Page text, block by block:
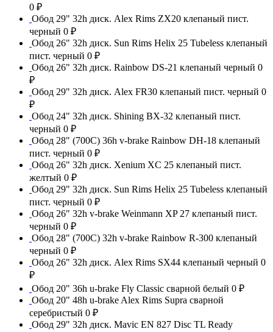
0 ₽
Обод 29" 32h диск. Alex Rims ZX20 клепаный пист.
черный 0 ₽
Обод 26" 32h диск. Sun Rims Helix 25 Tubeless клепаный
пист. черный 0 ₽
Обод 26" 32h диск. Rainbow DS-21 клепаный черный 0
₽
Обод 29" 32h диск. Alex FR30 клепаный пист. черный 0
₽
Обод 24" 32h диск. Shining BX-32 клепаный пист.
черный 0 ₽
Обод 28" (700С) 36h v-brake Rainbow DH-18 клепаный
пист. черный 0 ₽
Обод 26" 32h диск. Xenium XC 25 клепаный пист.
желтый 0 ₽
Обод 29" 32h диск. Sun Rims Helix 25 Tubeless клепаный
пист. черный 0 ₽
Обод 26" 32h v-brake Weinmann XP 27 клепаный пист.
черный 0 ₽
Обод 28" (700С) 32h v-brake Rainbow R-300 клепаный
черный 0 ₽
Обод 26" 32h диск. Alex Rims SX44 клепаный черный 0
₽
Обод 20" 36h u-brake Fly Classic сварной белый 0 ₽
Обод 20" 48h u-brake Alex Rims Supra сварной
серебристый 0 ₽
Обод 29" 32h диск. Mavic EN 827 Disc TL Ready